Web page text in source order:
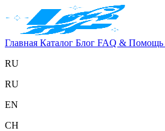
Главная Каталог Блог FAQ & Помощь
RU
RU
EN
CH